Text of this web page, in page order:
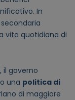
In
vita quotidiana di
il governo
una politica di
di maggiore